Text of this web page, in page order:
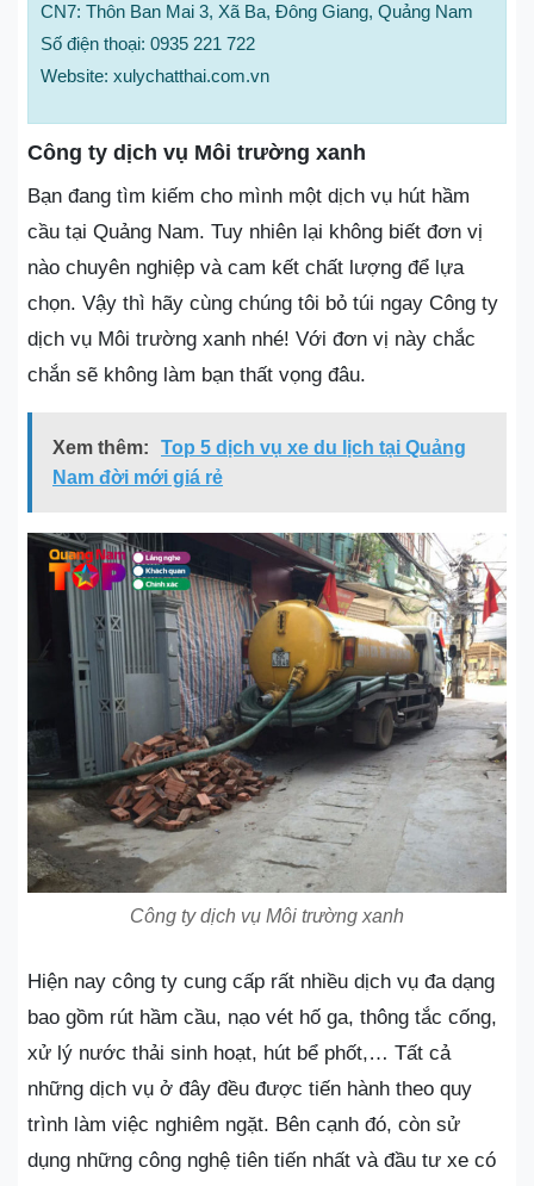
CN7: Thôn Ban Mai 3, Xã Ba, Đông Giang, Quảng Nam
Số điện thoại: 0935 221 722
Website: xulychatthai.com.vn
Công ty dịch vụ Môi trường xanh
Bạn đang tìm kiếm cho mình một dịch vụ hút hầm
cầu tại Quảng Nam. Tuy nhiên lại không biết đơn vị
nào chuyên nghiệp và cam kết chất lượng để lựa
chọn. Vậy thì hãy cùng chúng tôi bỏ túi ngay Công ty
dịch vụ Môi trường xanh nhé! Với đơn vị này chắc
chắn sẽ không làm bạn thất vọng đâu.
Xem thêm:
Top 5 dịch vụ xe du lịch tại Quảng
Nam đời mới giá rẻ
Công ty dịch vụ Môi trường xanh
Hiện nay công ty cung cấp rất nhiều dịch vụ đa dạng
bao gồm rút hầm cầu, nạo vét hố ga, thông tắc cống,
xử lý nước thải sinh hoạt, hút bể phốt,… Tất cả
những dịch vụ ở đây đều được tiến hành theo quy
trình làm việc nghiêm ngặt. Bên cạnh đó, còn sử
dụng những công nghệ tiên tiến nhất và đầu tư xe có